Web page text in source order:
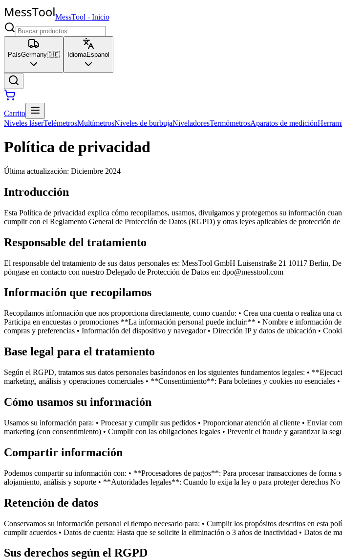
MessTool - Inicio
PaísGermany🇩🇪 IdiomaEspanol
Carrito
Niveles láserTelémetrosMultímetrosNiveles de burbujaNiveladoresTermómetrosAparatos de medición
Política de privacidad
Última actualización: Diciembre 2024
Introducción
Esta Política de privacidad explica cómo recopilamos, usamos, divulgamos y protegemos su información
cumplir con el Reglamento General de Protección de Datos (RGPD) y otras leyes aplicables de protección de
Responsable del tratamiento
El responsable del tratamiento de sus datos personales es: MessTool GmbH Luisenstraße 21 10117 Berlin,
póngase en contacto con nuestro Delegado de Protección de Datos en: dpo@messtool.com
Información que recopilamos
Recopilamos información que nos proporciona directamente, como cuando: • Crea una cuenta o realiza una
Participa en encuestas o promociones **La información personal puede incluir:** • Nombre e información
compras y preferencias • Información del dispositivo y navegador • Dirección IP y datos de ubicación •
Base legal para el tratamiento
Según el RGPD, tratamos sus datos personales basándonos en los siguientes fundamentos legales: •
marketing, análisis y operaciones comerciales • **Consentimiento**: Para boletines y cookies no
Cómo usamos su información
Usamos su información para: • Procesar y cumplir sus pedidos • Proporcionar atención al cliente • Enviar
marketing (con consentimiento) • Cumplir con las obligaciones legales • Prevenir el fraude y garantizar la
Compartir información
Podemos compartir su información con: • **Procesadores de pagos**: Para procesar transacciones de
alojamiento, análisis y soporte • **Autoridades legales**: Cuando lo exija la ley o para proteger derechos
Retención de datos
Conservamos su información personal el tiempo necesario para: • Cumplir los propósitos descritos en esta
cumplir acuerdos • Datos de cuenta: Hasta que se solicite la eliminación o 3 años de inactividad • Datos de
Sus derechos según el RGPD